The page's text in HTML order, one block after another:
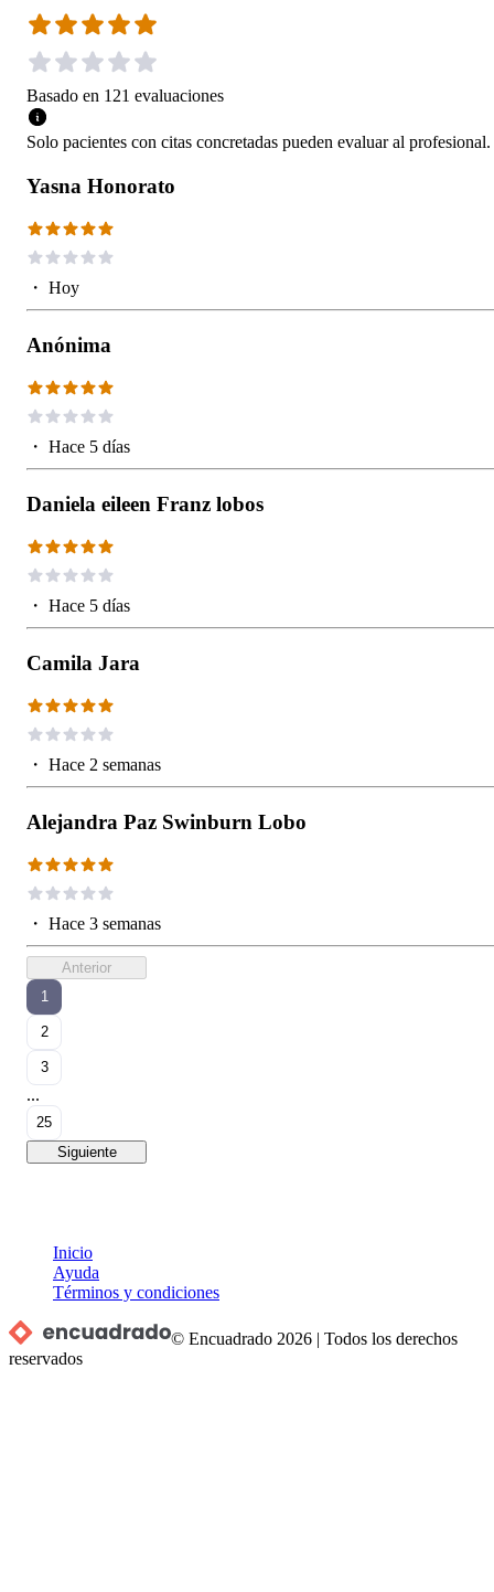
Basado en 121 evaluaciones
Solo pacientes con citas concretadas pueden evaluar al profesional.
Yasna Honorato
・ Hoy
Anónima
・ Hace 5 días
Daniela eileen Franz lobos
・ Hace 5 días
Camila Jara
・ Hace 2 semanas
Alejandra Paz Swinburn Lobo
・ Hace 3 semanas
Anterior
1
2
3
...
25
Siguiente
Inicio
Ayuda
Términos y condiciones
© Encuadrado 2026 |Todos los derechos
reservados